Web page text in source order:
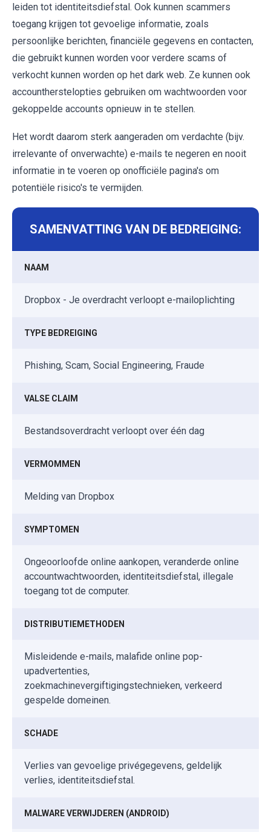
leiden tot identiteitsdiefstal. Ook kunnen scammers
toegang krijgen tot gevoelige informatie, zoals
persoonlijke berichten, financiële gegevens en contacten,
die gebruikt kunnen worden voor verdere scams of
verkocht kunnen worden op het dark web. Ze kunnen ook
accountherstelopties gebruiken om wachtwoorden voor
gekoppelde accounts opnieuw in te stellen.
Het wordt daarom sterk aangeraden om verdachte (bijv.
irrelevante of onverwachte) e-mails te negeren en nooit
informatie in te voeren op onofficiële pagina's om
potentiële risico's te vermijden.
SAMENVATTING VAN DE BEDREIGING:
NAAM
Dropbox - Je overdracht verloopt e-mailoplichting
TYPE BEDREIGING
Phishing, Scam, Social Engineering, Fraude
VALSE CLAIM
Bestandsoverdracht verloopt over één dag
VERMOMMEN
Melding van Dropbox
SYMPTOMEN
Ongeoorloofde online aankopen, veranderde online
accountwachtwoorden, identiteitsdiefstal, illegale
toegang tot de computer.
DISTRIBUTIEMETHODEN
Misleidende e-mails, malafide online pop-
upadvertenties,
zoekmachinevergiftigingstechnieken, verkeerd
gespelde domeinen.
SCHADE
Verlies van gevoelige privégegevens, geldelijk
verlies, identiteitsdiefstal.
MALWARE VERWIJDEREN (ANDROID)